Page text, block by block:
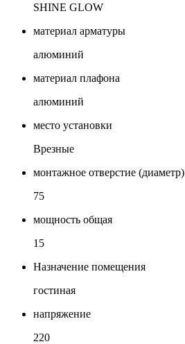
SHINE GLOW
материал арматуры
алюминий
материал плафона
алюминий
место установки
Врезные
монтажное отверстие (диаметр)
75
мощность общая
15
Назначение помещения
гостиная
напряжение
220